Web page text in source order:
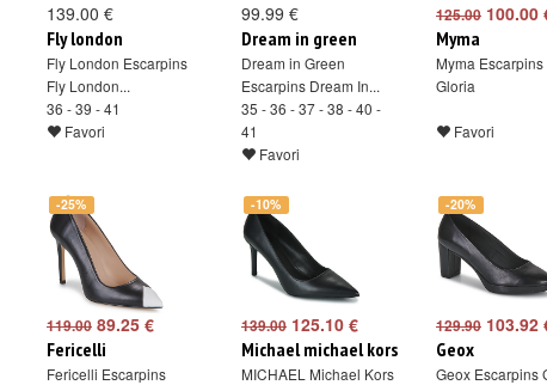
139.00 €
Fly london
Fly London Escarpins
Fly London...
36 - 39 - 41
Favori
99.99 €
Dream in green
Dream in Green
Escarpins Dream In...
35 - 36 - 37 - 38 - 40 -
41
Favori
125.00 100.00
Myma
Myma Escarpins
Gloria
Favori
-25%
119.00 89.25 €
Fericelli
Fericelli Escarpins
-10%
139.00 125.10 €
Michael michael kors
MICHAEL Michael Kors
-20%
129.90 103.92
Geox
Geox Escarpins